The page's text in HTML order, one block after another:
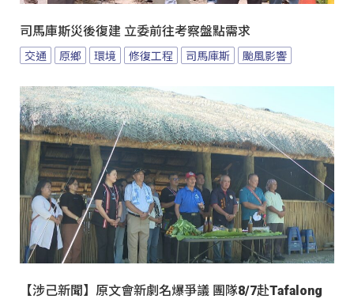
司馬庫斯災後復建 立委前往考察盤點需求
交通 原鄉 環境 修復工程 司馬庫斯 颱風影響
【涉己新聞】原文會新劇名爆爭議 團隊8/7赴Tafalong